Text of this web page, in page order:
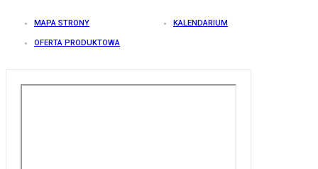
MAPA STRONY KALENDARIUM
OFERTA PRODUKTOWA